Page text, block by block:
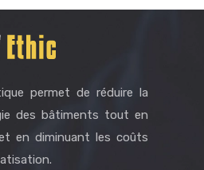
permet de réduire la
des bâtiments tout en
en diminuant les coûts